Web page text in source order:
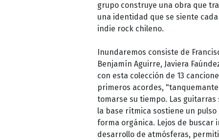
grupo construye una obra que
una identidad que se siente
indie rock chileno.
Inundaremos consiste de
Benjamín Aguirre, Javiera
con esta colección de 13
primeros acordes,
tomarse su tiempo. Las
la base rítmica sostiene un
forma orgánica. Lejos de buscar
desarrollo de atmósferas,